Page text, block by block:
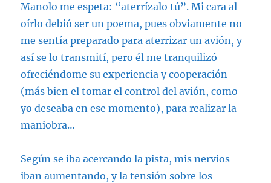
Manolo me espeta: “aterrízalo tú”. Mi cara al
oírlo debió ser un poema, pues obviamente no
me sentía preparado para aterrizar un avión, y
así se lo transmití, pero él me tranquilizó
ofreciéndome su experiencia y cooperación
(más bien el tomar el control del avión, como
yo deseaba en ese momento), para realizar la
maniobra…
Según se iba acercando la pista, mis nervios
iban aumentando, y la tensión sobre los